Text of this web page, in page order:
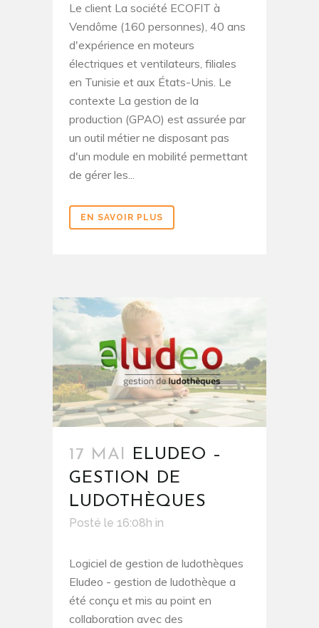
Le client La société ECOFIT à
Vendôme (160 personnes), 40 ans
d'expérience en moteurs
électriques et ventilateurs, filiales
en Tunisie et aux États-Unis. Le
contexte La gestion de la
production (GPAO) est assurée par
un outil métier ne disposant pas
d'un module en mobilité permettant
de gérer les...
EN SAVOIR PLUS
17 MAI
ELUDEO –
GESTION DE
LUDOTHÈQUES
Posté le 16:08h in
Logiciel de gestion de ludothèques
Eludeo - gestion de ludothèque a
été conçu et mis au point en
collaboration avec des